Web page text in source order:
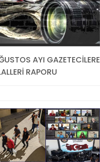
AYI GAZETECİLERE
RAPORU